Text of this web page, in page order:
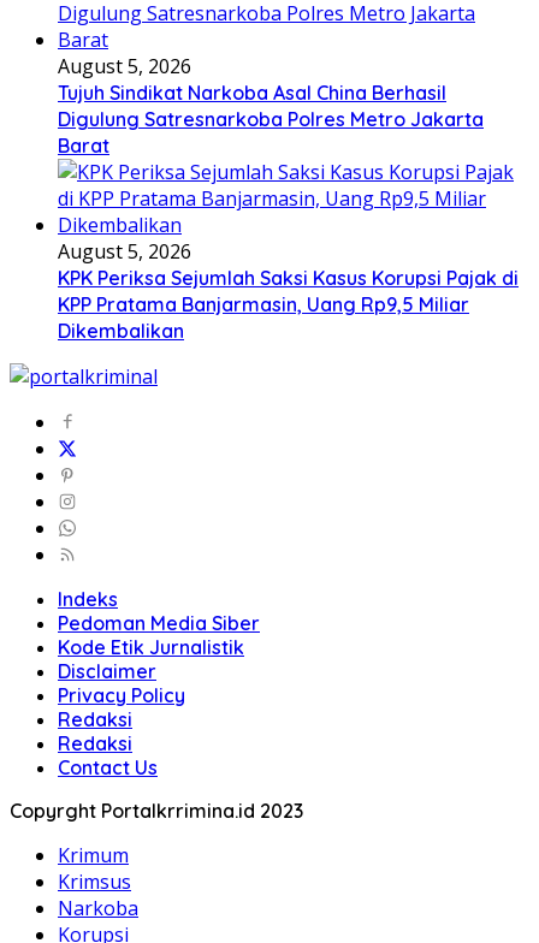
August 5, 2026
Tujuh Sindikat Narkoba Asal China Berhasil
Digulung Satresnarkoba Polres Metro Jakarta
Barat
August 5, 2026
KPK Periksa Sejumlah Saksi Kasus Korupsi Pajak di
KPP Pratama Banjarmasin, Uang Rp9,5 Miliar
Dikembalikan
Indeks
Pedoman Media Siber
Kode Etik Jurnalistik
Disclaimer
Privacy Policy
Redaksi
Redaksi
Contact Us
Copyrght Portalkrrimina.id 2023
Krimum
Krimsus
Narkoba
Korupsi